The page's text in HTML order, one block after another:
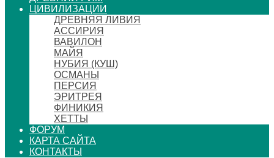
ЦИВИЛИЗАЦИИ
ДРЕВНЯЯ ЛИВИЯ
АССИРИЯ
ВАВИЛОН
МАЙЯ
НУБИЯ (КУШ)
ОСМАНЫ
ПЕРСИЯ
ЭРИТРЕЯ
ФИНИКИЯ
ХЕТТЫ
ФОРУМ
КАРТА САЙТА
КОНТАКТЫ